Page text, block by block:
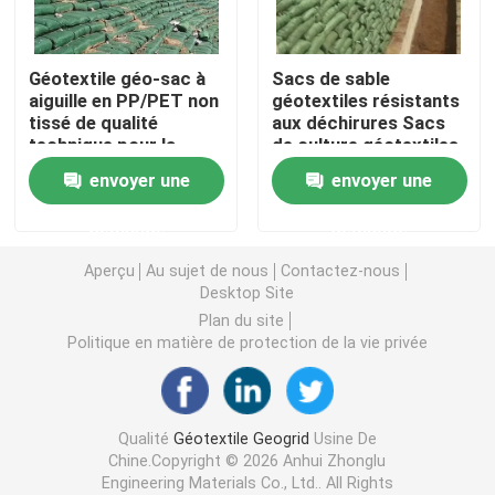
Grille en plastique d'herbe
tissu de drainage de géotextile
HDPE Geocell
Revêtement d'étang de Geomembrane
Sacs de asséchage de Geotube
Géotextile Geobag
Contrôle d'érosion de Geomat
Géotextile géo-sac à
aiguille en PP/PET non
tissé de qualité
technique pour la
protection côtière, la
stabilisation des
digues et le contrôle
envoyer une
Sacs de sable
géotextiles résistants
aux déchirures Sacs
de culture géotextiles
pour les plantations
envoyer une
Aperçu Au sujet de nous
Contactez-nous
Desktop Site
Plan du site
Politique en matière de protection de la vie privée
Qualité Géotextile Geogrid Usine De
Chine.Copyright © 2026 Anhui Zhonglu
Engineering Materials Co., Ltd.. All Rights